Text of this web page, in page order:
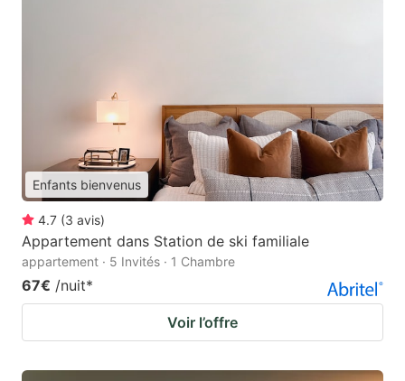
Enfants bienvenus
4.7 (3 avis)
Appartement dans Station de ski familiale
appartement · 5 Invités · 1 Chambre
67€ /nuit*
Voir l’offre